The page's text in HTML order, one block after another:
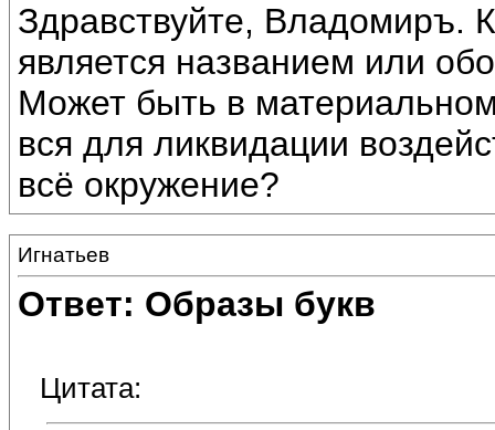
Здравствуйте, Владомиръ.
является названием или
Может быть в
вся для ликвидации
всё окружение?
Игнатьев
Ответ: Образы букв
Цитата: